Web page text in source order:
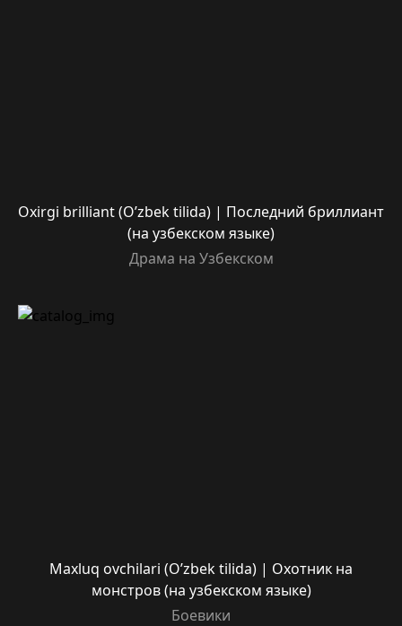
Oxirgi brilliant (O’zbek tilida) | Последний бриллиант
(на узбекском языке)
Драма на Узбекском
Maxluq ovchilari (O’zbek tilida) | Охотник на
монстров (на узбекском языке)
Боевики